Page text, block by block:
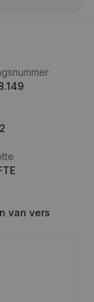
van vers